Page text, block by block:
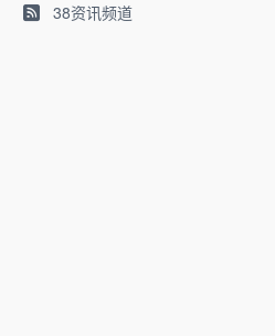
38资讯频道